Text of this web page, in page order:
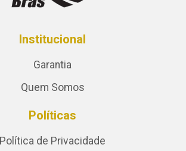
Institucional
Garantia
Quem Somos
Políticas
Política de Privacidade